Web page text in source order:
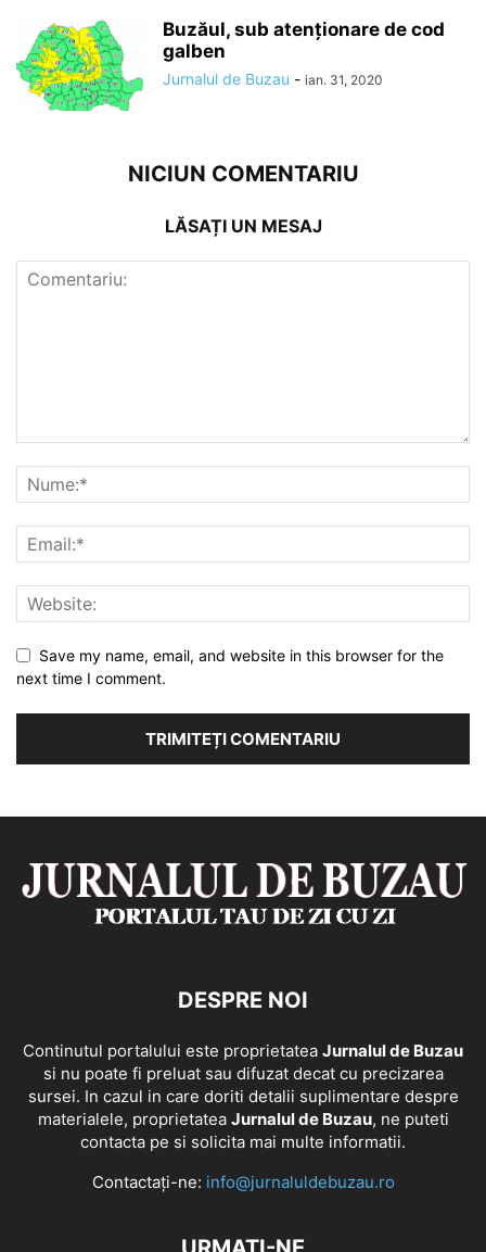
Buzăul, sub atenționare de cod
galben
Jurnalul de Buzau - ian. 31, 2020
NICIUN COMENTARIU
LĂSAȚI UN MESAJ
Save my name, email, and website in this browser for the
next time I comment.
DESPRE NOI
Continutul portalului este proprietatea Jurnalul de Buzau
si nu poate fi preluat sau difuzat decat cu precizarea
sursei. In cazul in care doriti detalii suplimentare despre
materialele, proprietatea Jurnalul de Buzau, ne puteti
contacta pe si solicita mai multe informatii.
Contactați-ne: info@jurnaluldebuzau.ro